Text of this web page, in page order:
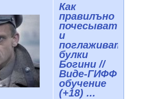
Как
правилъно
почесыватъ
и
поглаживатъ
булки
Богини //
Виде-ГИФФ
обучение
(+18) ...